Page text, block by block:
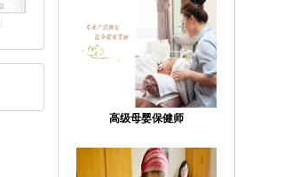
高级母婴保健师